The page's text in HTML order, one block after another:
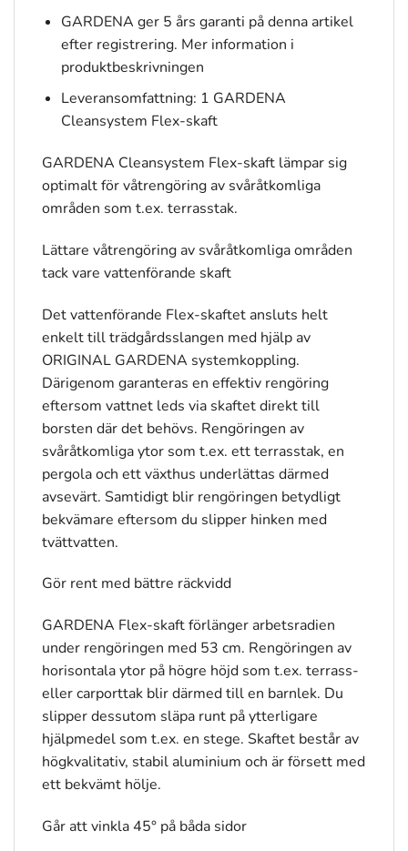
GARDENA ger 5 års garanti på denna artikel
efter registrering. Mer information i
produktbeskrivningen
Leveransomfattning: 1 GARDENA
Cleansystem Flex-skaft
GARDENA Cleansystem Flex-skaft lämpar sig
optimalt för våtrengöring av svåråtkomliga
områden som t.ex. terrasstak.
Lättare våtrengöring av svåråtkomliga områden
tack vare vattenförande skaft
Det vattenförande Flex-skaftet ansluts helt
enkelt till trädgårdsslangen med hjälp av
ORIGINAL GARDENA systemkoppling.
Därigenom garanteras en effektiv rengöring
eftersom vattnet leds via skaftet direkt till
borsten där det behövs. Rengöringen av
svåråtkomliga ytor som t.ex. ett terrasstak, en
pergola och ett växthus underlättas därmed
avsevärt. Samtidigt blir rengöringen betydligt
bekvämare eftersom du slipper hinken med
tvättvatten.
Gör rent med bättre räckvidd
GARDENA Flex-skaft förlänger arbetsradien
under rengöringen med 53 cm. Rengöringen av
horisontala ytor på högre höjd som t.ex. terrass-
eller carporttak blir därmed till en barnlek. Du
slipper dessutom släpa runt på ytterligare
hjälpmedel som t.ex. en stege. Skaftet består av
högkvalitativ, stabil aluminium och är försett med
ett bekvämt hölje.
Går att vinkla 45° på båda sidor